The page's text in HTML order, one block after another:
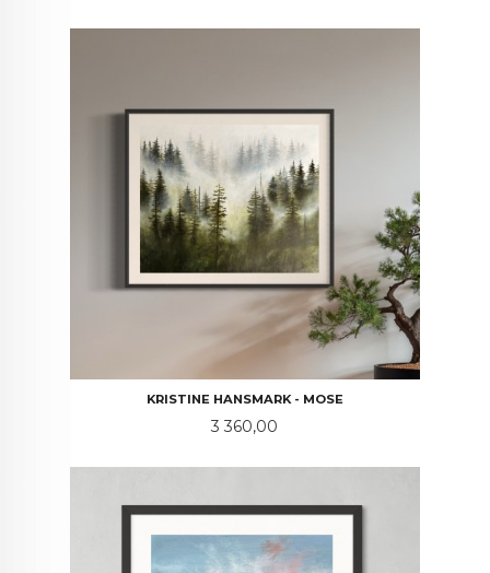
KRISTINE HANSMARK - MOSE
Pris
3 360,00